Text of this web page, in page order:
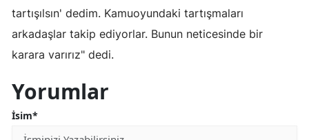
tartışılsın' dedim. Kamuoyundaki tartışmaları
arkadaşlar takip ediyorlar. Bunun neticesinde bir
karara varırız" dedi.
Yorumlar
İsim*